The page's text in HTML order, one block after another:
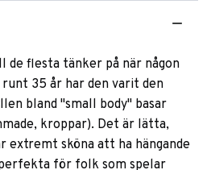
de flesta tänker på när någon
runt 35 år har den varit den
bland "small body" basar
kroppar). Det är lätta,
extremt sköna att ha hängande
för folk som spelar